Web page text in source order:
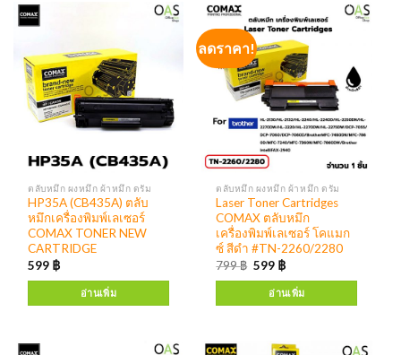
ตลับหมึก ผงหมึก ผ้าหมึก ดรัม
HP35A (CB435A) ตลับ
หมึกเครื่องพิมพ์เลเซอร์
COMAX TONER NEW
CARTRIDGE
599 ฿
อ่านเพิ่ม
ลดราคา!
ตลับหมึก ผงหมึก ผ้าหมึก ดรัม
Laser Toner Cartridges
COMAX ตลับหมึก
เครื่องพิมพ์เลเซอร์ โคแมก
ซ์ สีดำ #TN-2260/2280
799฿ 599 ฿
อ่านเพิ่ม